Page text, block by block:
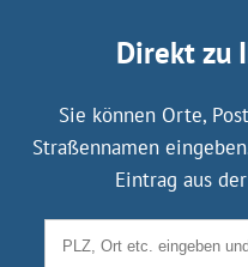
Direkt zu
Sie können Orte,
Straßennamen
Eintrag aus